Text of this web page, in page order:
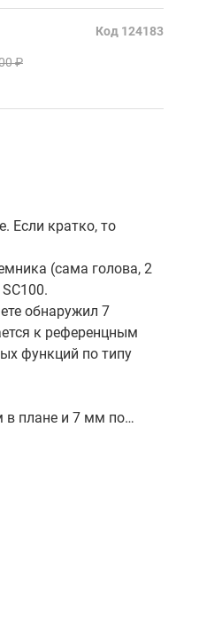
Код 124183
₽
Если кратко, то
(сама голова, 2
обнаружил 7
к референцным
функций по типу
в плане и 7 мм по
Wi-Fi, составила 27